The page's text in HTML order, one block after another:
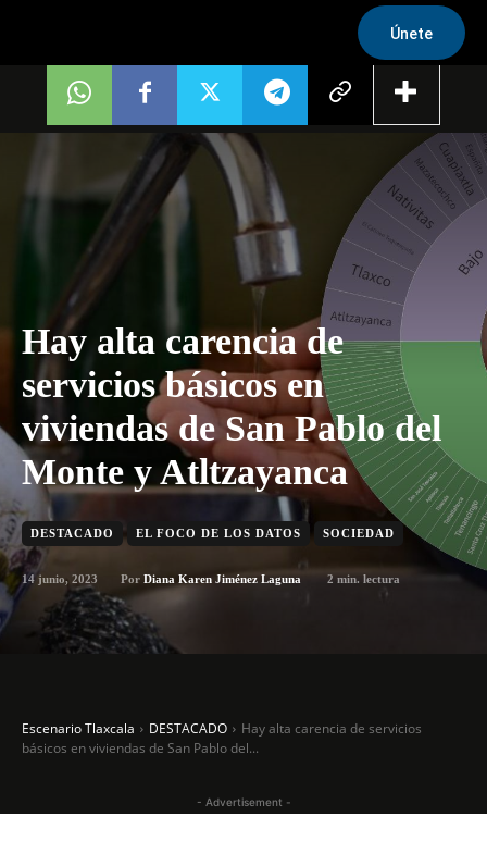
Únete
Hay alta carencia de
servicios básicos en
viviendas de San Pablo del
Monte y Atltzayanca
DESTACADO EL FOCO DE LOS DATOS SOCIEDAD
14 junio, 2023 Por Diana Karen Jiménez Laguna 2 min. lectura
Escenario Tlaxcala DESTACADO
Hay alta carencia de servicios
básicos en viviendas de San Pablo del...
- Advertisement -